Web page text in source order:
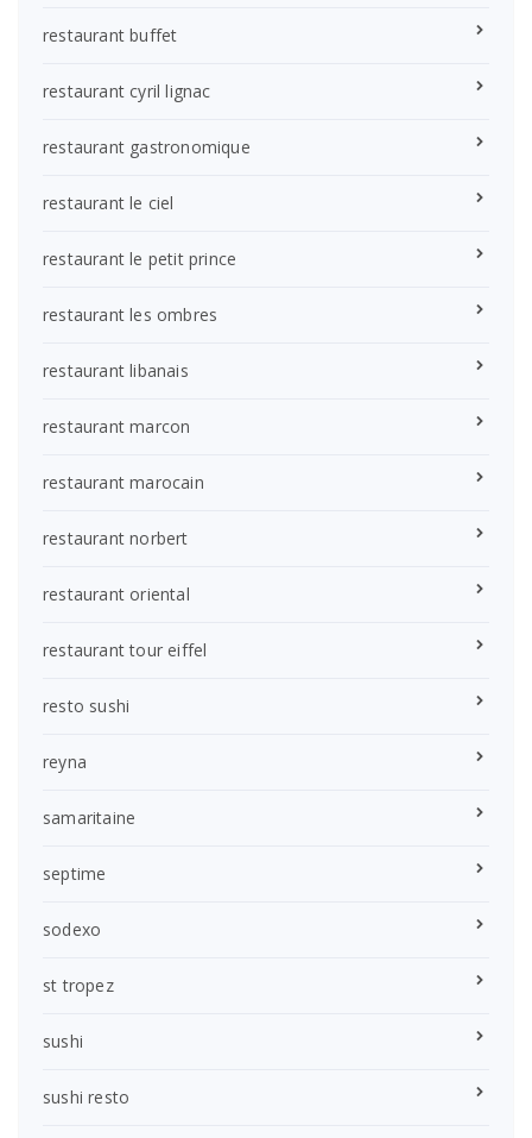
restaurant buffet
restaurant cyril lignac
restaurant gastronomique
restaurant le ciel
restaurant le petit prince
restaurant les ombres
restaurant libanais
restaurant marcon
restaurant marocain
restaurant norbert
restaurant oriental
restaurant tour eiffel
resto sushi
reyna
samaritaine
septime
sodexo
st tropez
sushi
sushi resto